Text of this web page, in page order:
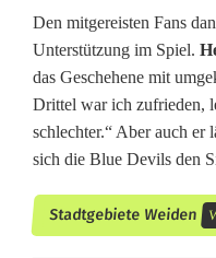
Den mitgereisten Fans
Unterstützung im Spiel.
das Geschehene mit
Drittel war ich zufrieden,
schlechter.“ Aber auch er
sich die Blue Devils den
Stadtgebiete Weiden